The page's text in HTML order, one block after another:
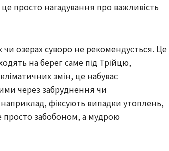
просто нагадування про важливість
чи озерах суворо не рекомендується. Це
на берег саме під Трійцю,
змін, це набуває
через забруднення чи
наприклад, фіксують випадки утоплень,
просто забобоном, а мудрою